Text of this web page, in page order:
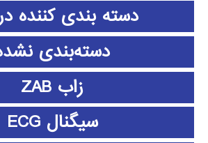
دسته بندی کننده
دسته‌بندی
زاب ZAB
سیگنال ECG